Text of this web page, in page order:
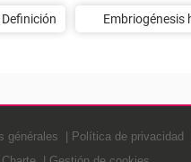
Embriogénesis
générales Política de privacidad